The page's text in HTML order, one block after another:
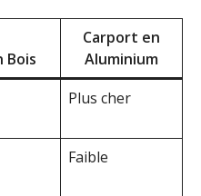
Bois
Carport en
Aluminium
Plus cher
Faible